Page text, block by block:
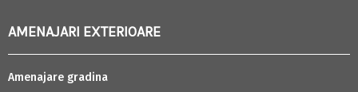
AMENAJARI EXTERIOARE
Amenajare gradina